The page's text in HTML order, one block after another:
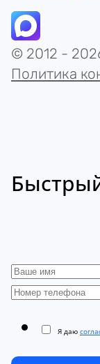
© 2012 -
Политика
Я даю